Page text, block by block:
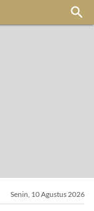

Senin, 10 Agustus 2026